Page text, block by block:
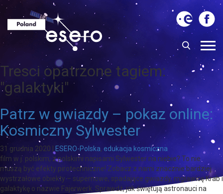
Tresci opatrzone tagiem:
"galaktyki"
Patrz w gwiazdy – pokaz online:
Kosmiczny Sylwester
31 grudnia 2020 | ESERO-Polska, edukacja kosmiczna
film w j. polskim, z polskimi napisami Sylwester na niebie? To nie
muszą być efekty pirotechniczne! Zobacz z nami znacznie bardziej
wystrzałowe obiekty – supernowe, spadające gwiazdy, mgławicę Krab i
galaktykę o nazwie Fajerwerk. Sprawdź, jak świętują astronauci na